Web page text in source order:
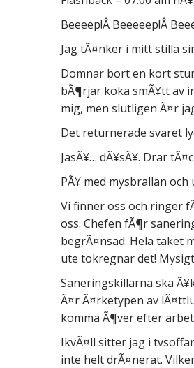
Beeeep!Â Beeeeep!Â
Jag tÃ¤nker i mitt stilla
Domnar bort en kort
bÃ¶rjar koka smÃ¥tt av
mig, men slutligen Ã¤r
Det returnerade svaret
JasÃ¥… dÃ¥sÃ¥. Drar
PÃ¥ med mysbrallan
Vi finner oss och ringer
oss. Chefen fÃ¶r
begrÃ¤nsad. Hela taket
ute tokregnar det!
Saneringskillarna ska
Ã¤r Ã¤rketypen av
komma Ã¶ver efter
IkvÃ¤ll sitter jag i
inte helt drÃ¤nerat.